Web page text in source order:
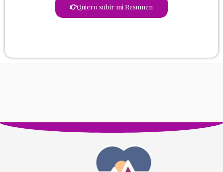
Quiero subir mi Resumen